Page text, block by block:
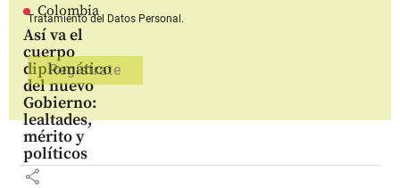
Colombia
Así va el
cuerpo
diplomático
del nuevo
Gobierno:
lealtades,
mérito y
políticos
share
Tratamiento del Datos Personal.